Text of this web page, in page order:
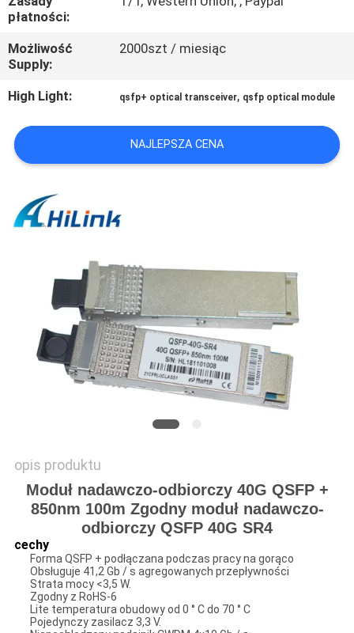
NAMI
NOWOŚCI
POPROŚ
O
WYCENĘ
SITEMAP
POLITYKA
PRYWATNOŚCI
płatności:
Możliwość
Supply:
2000szt / miesiąc
High Light: qsfp+ optical transceiver, qsfp optical module
NAJLEPSZA CENA
opis produktu
Moduł nadawczo-odbiorczy 40G QSFP +
850nm 100m Zgodny moduł nadawczo-
odbiorczy QSFP 40G SR4
cechy
Forma QSFP + podłączana podczas pracy na gorąco
Obsługuje 41,2 Gb / s agregowanych przepływności
Strata mocy <3,5 W.
Zgodny z RoHS-6
Lite temperatura obudowy od 0 ° C do 70 ° C
Pojedynczy zasilacz 3,3 V.